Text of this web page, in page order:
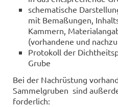
sche­ma­ti­sche
mit Be­ma­ßun­gen,
Kam­mern,
(vor­han­de­ne und
Pro­to­koll der
Grube
Bei der Nach­rüs­tung
Sam­mel­gru­ben sind
for­der­lich: